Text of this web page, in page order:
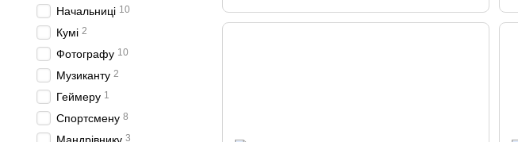
Начальниці 10
Кумі 2
Фотографу 10
Музиканту 2
Геймеру 1
Спортсмену 8
3